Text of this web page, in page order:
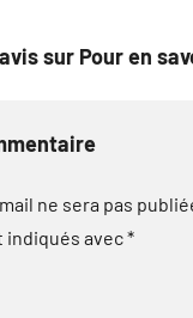
sur Pour en
ne sera pas
avec*